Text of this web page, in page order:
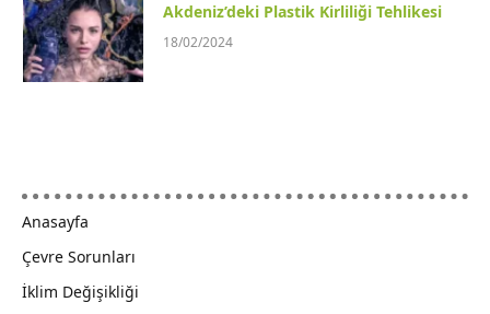
Akdeniz’deki Plastik Kirliliği Tehlikesi
18/02/2024
Anasayfa
Çevre Sorunları
İklim Değişikliği